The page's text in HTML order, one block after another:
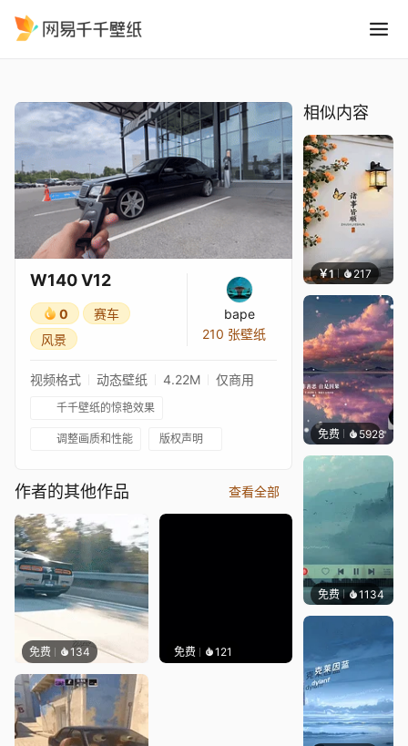
W140 V12
0
赛车
风景
bape
210 张壁纸
视频格式 动态壁纸 4.22M 仅商用
千千壁纸的惊艳效果
调整画质和性能 版权声明
作者的其他作品 查看全部
免费 134 免费 121
相似内容
￥1 217 渔小小
免费 5928冰茶
免费 1134冰茶